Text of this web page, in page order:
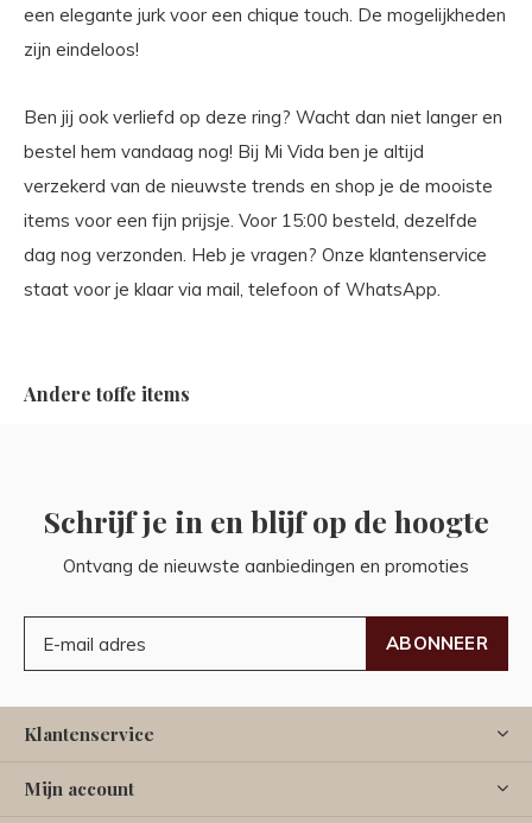
een elegante jurk voor een chique touch. De mogelijkheden
zijn eindeloos!
Ben jij ook verliefd op deze ring? Wacht dan niet langer en
bestel hem vandaag nog! Bij Mi Vida ben je altijd
verzekerd van de nieuwste trends en shop je de mooiste
items voor een fijn prijsje. Voor 15:00 besteld, dezelfde
dag nog verzonden. Heb je vragen? Onze klantenservice
staat voor je klaar via mail, telefoon of WhatsApp.
Andere toffe items
Schrijf je in en blijf op de hoogte
Ontvang de nieuwste aanbiedingen en promoties
ABONNEER
Klantenservice
Mijn account